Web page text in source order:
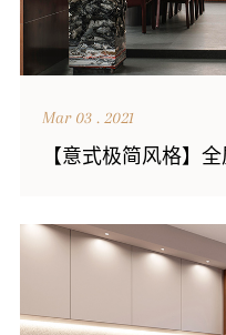
Mar 03 . 2021
【意式极简风格】